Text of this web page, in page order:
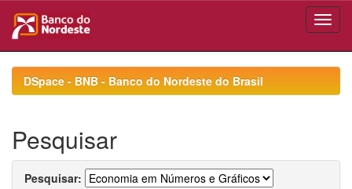
navigationDSpace - BNB - Banco do Nordeste do Brasil
Pesquisar
Pesquisar: